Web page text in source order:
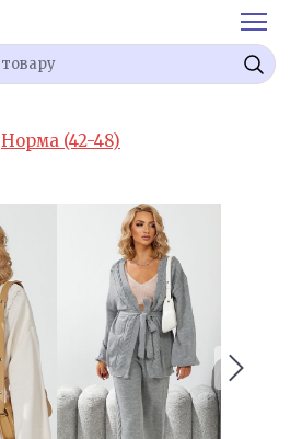
Норма (42-48)